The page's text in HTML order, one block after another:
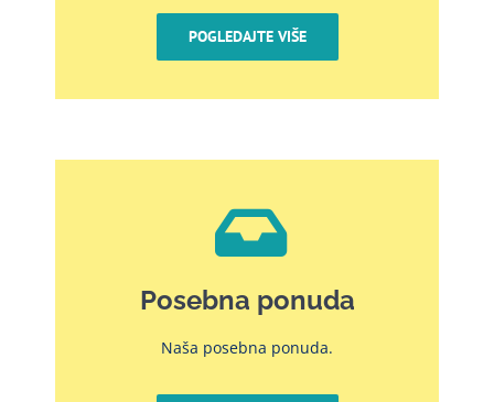
POGLEDAJTE VIŠE
Posebna ponuda
Naša posebna ponuda.